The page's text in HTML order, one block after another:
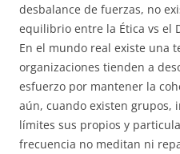
desbalance de fuerzas, no
equilibrio entre la Ética vs el
En el mundo real existe una
organizaciones tienden a
esfuerzo por mantener la
aún, cuando existen grupos,
límites sus propios y
frecuencia no meditan ni